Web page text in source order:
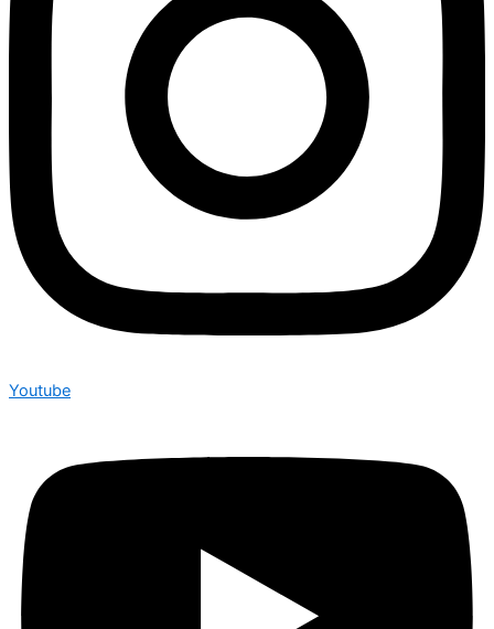
Youtube